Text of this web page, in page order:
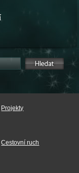
Projekty
Cestovní ruch